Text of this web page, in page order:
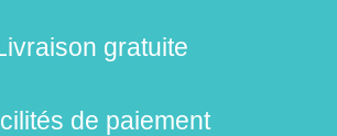
gratuite
de paiement